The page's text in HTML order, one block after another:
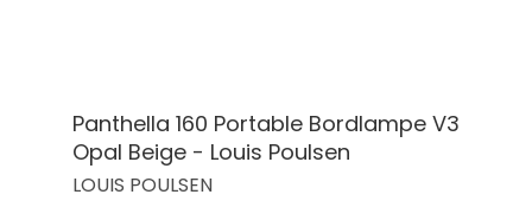
Panthella 160 Portable Bordlampe V3
Opal Beige - Louis Poulsen
LOUIS POULSEN